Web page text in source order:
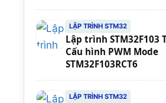
LẬP TRÌNH STM32
Lập trình STM32F103
Cấu hình PWM Mode
STM32F103RCT6
LẬP TRÌNH STM32